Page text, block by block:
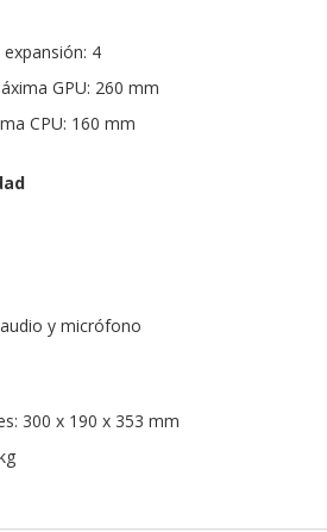
expansión: 4
GPU: 260 mm
CPU: 160 mm
y micrófono
300 x 190 x 353 mm